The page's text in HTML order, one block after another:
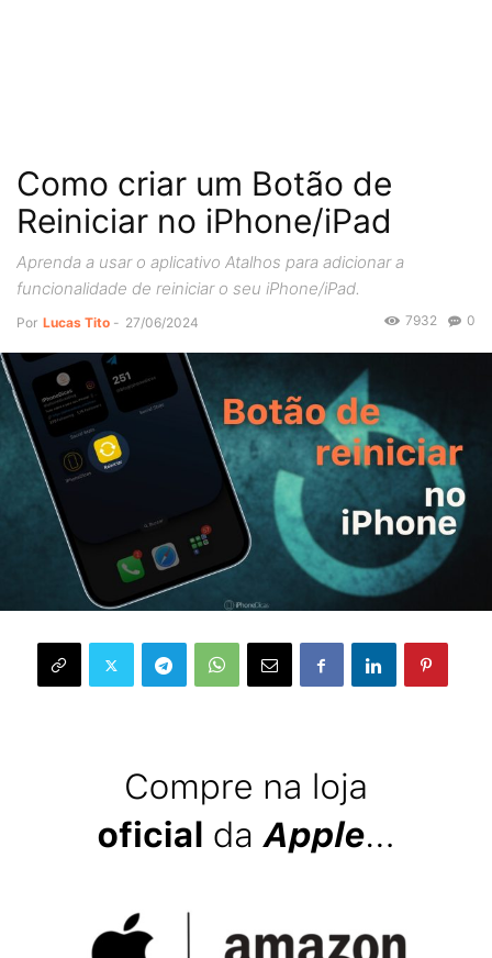
Como criar um Botão de
Reiniciar no iPhone/iPad
Aprenda a usar o aplicativo Atalhos para adicionar a
funcionalidade de reiniciar o seu iPhone/iPad.
Por Lucas Tito - 27/06/2024 0
7932